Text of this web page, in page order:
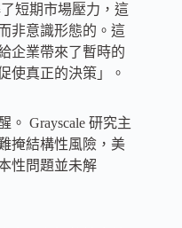
短期市場壓力，這
非意識形態的。這
企業帶來了暫時的
使真正的決策」。
。 Grayscale 研究主
掩結構性風險，美
性問題並未解